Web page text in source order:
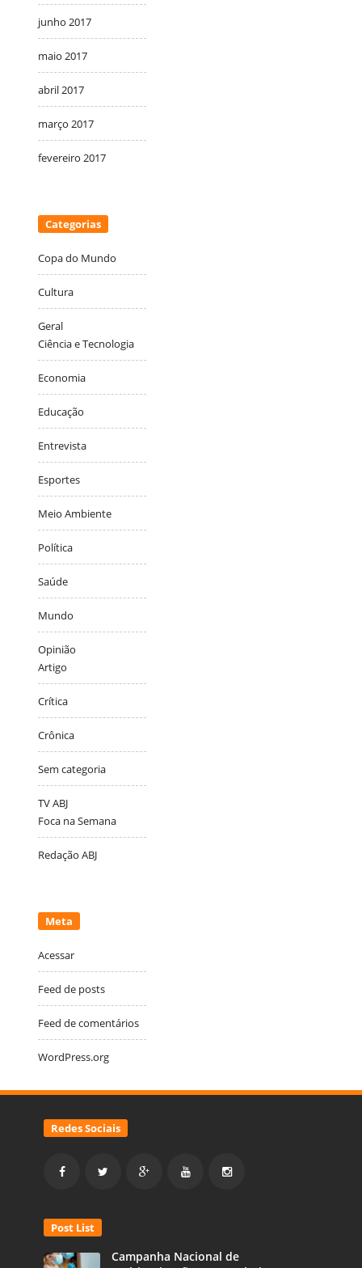
junho 2017
maio 2017
abril 2017
março 2017
fevereiro 2017
Categorias
Copa do Mundo
Cultura
Geral
Ciência e Tecnologia
Economia
Educação
Entrevista
Esportes
Meio Ambiente
Política
Saúde
Mundo
Opinião
Artigo
Crítica
Crônica
Sem categoria
TV ABJ
Foca na Semana
Redação ABJ
Meta
Acessar
Feed de posts
Feed de comentários
WordPress.org
Redes Sociais
Post List
Campanha Nacional de